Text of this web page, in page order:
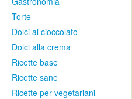
Torte
Dolci al cioccolato
Dolci alla crema
Ricette base
Ricette sane
Ricette per vegetariani